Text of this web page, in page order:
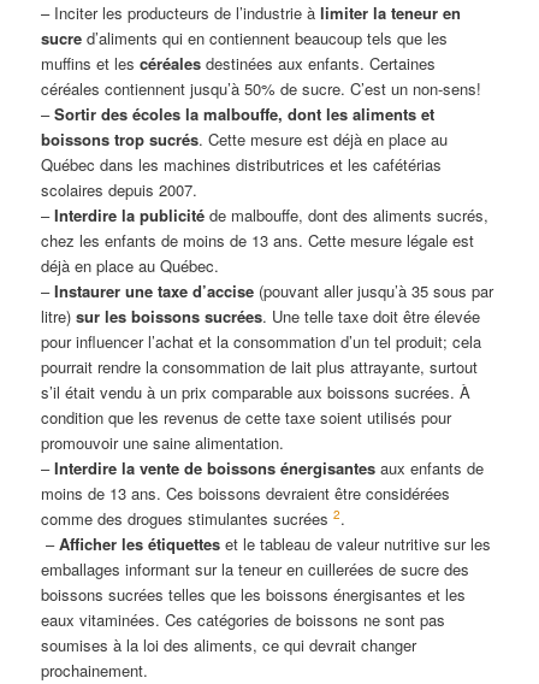
– Inciter les producteurs de l’industrie àlimiter la teneur en
sucre d’aliments qui en contiennent beaucoup tels que les
muffins et lescéréales destinées aux enfants. Certaines
céréales contiennent jusqu’à 50% de sucre. C’est un non-sens!
–Sortir des écoles la malbouffe, dont les aliments et
boissons trop sucrés. Cette mesure est déjà en place au
Québec dans les machines distributrices et les cafétérias
scolaires depuis 2007.
–Interdire la publicité de malbouffe, dont des aliments sucrés,
chez les enfants de moins de 13 ans. Cette mesure légale est
déjà en place au Québec.
–Instaurer une taxe d’accise (pouvant aller jusqu’à 35 sous par
litre) sur les boissons sucrées. Une telle taxe doit être élevée
pour influencer l’achat et la consommation d’un tel produit; cela
pourrait rendre la consommation de lait plus attrayante, surtout
s’il était vendu à un prix comparable aux boissons sucrées. À
condition que les revenus de cette taxe soient utilisés pour
promouvoir une saine alimentation.
–Interdire la vente de boissons énergisantes aux enfants de
moins de 13 ans. Ces boissons devraient être considérées
comme des drogues stimulantes sucrées2.
–Afficher les étiquettes et le tableau de valeur nutritive sur les
emballages informant sur la teneur en cuillerées de sucre des
boissons sucrées telles que les boissons énergisantes et les
eaux vitaminées. Ces catégories de boissons ne sont pas
soumises à la loi des aliments, ce qui devrait changer
prochainement.